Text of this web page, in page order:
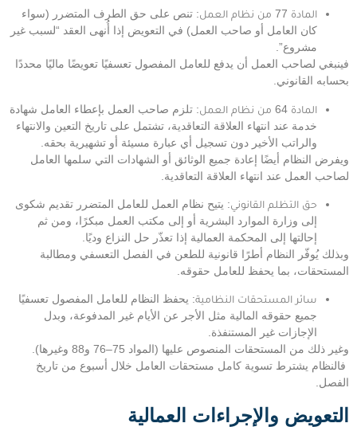
المادة 77 من نظام العمل
: تنص على حق الطرف المتضرر (سواء
كان العامل أو صاحب العمل) في التعويض إذا أُنهى العقد “لسبب غير
مشروع”.
فينبغي لصاحب العمل أن يدفع للعامل المفصول تعسفيًا تعويضًا ماليًا محددًا
بحسابه القانوني.
المادة 64 من نظام العمل
: تلزم صاحب العمل بإعطاء العامل شهادة
خدمة عند انتهاء العلاقة التعاقدية، تشتمل على تاريخ التعين والانتهاء
والراتب الأخير دون تسجيل أي عبارة مسيئة أو تشهيرية بحقه.
ويفرض النظام أيضًا إعادة جميع الوثائق أو الشهادات التي سلمها العامل
لصاحب العمل عند انتهاء العلاقة التعاقدية.
حق التظلم القانوني: يتيح نظام العمل للعامل المتضرر تقديم شكوى
إلى وزارة الموارد البشرية أو إلى مكتب العمل مبكرًا، ومن ثم
إحالتها إلى المحكمة العمالية إذا تعذّر حل النزاع وديًا.
وبذلك يُوفّر النظام أطرًا قانونية للطعن في الفصل التعسفي ومطالبة
المستحقات، بما يحفظ للعامل حقوقه.
سائر المستحقات النظامية: يحفظ النظام للعامل المفصول تعسفيًا
جميع حقوقه المالية مثل الأجر عن الأيام غير المدفوعة، وبدل
الإجازات غير المستنفذة.
وغير ذلك من المستحقات المنصوص عليها (المواد 75–76 و88 وغيرها).
فالنظام يشترط تسوية كامل مستحقات العامل خلال أسبوع من تاريخ
الفصل.
التعويض والإجراءات العمالية